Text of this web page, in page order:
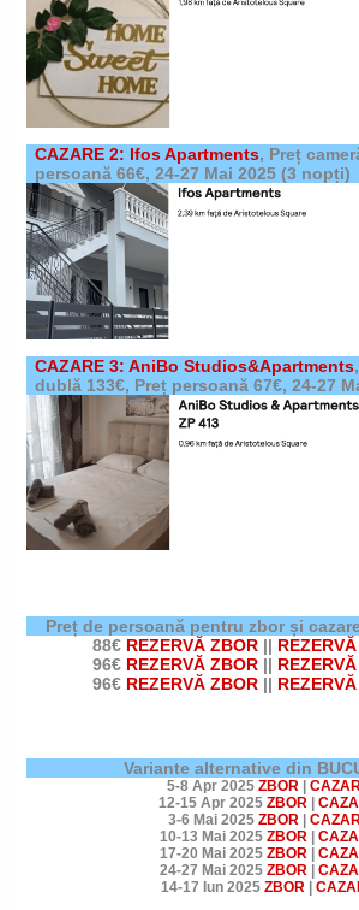
CAZARE 2: Ifos Apartments, Preț
persoană 66€, 24-27 Mai 2025(3 nopți)
CAZARE 3: AniBo Studios&Apartments,
dublă 133€, Preț persoană 67€, 24-27
Preț de persoană pentru zbor și
88€ REZERVĂ ZBOR ||
96€ REZERVĂ ZBOR ||
96€ REZERVĂ ZBOR ||
Variante alternative din
5-8 Apr 2025 ZBOR |
12-15 Apr 2025 ZBOR |
3-6 Mai 2025 ZBOR |
10-13 Mai 2025 ZBOR |
17-20 Mai 2025 ZBOR |
24-27 Mai 2025 ZBOR |
14-17 Iun 2025 ZBOR |